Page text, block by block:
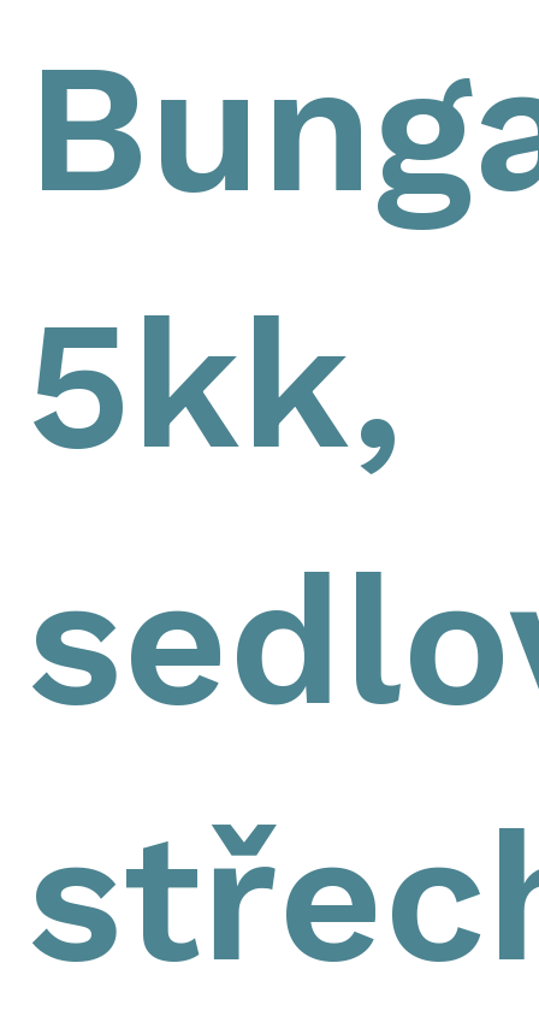
5kk,